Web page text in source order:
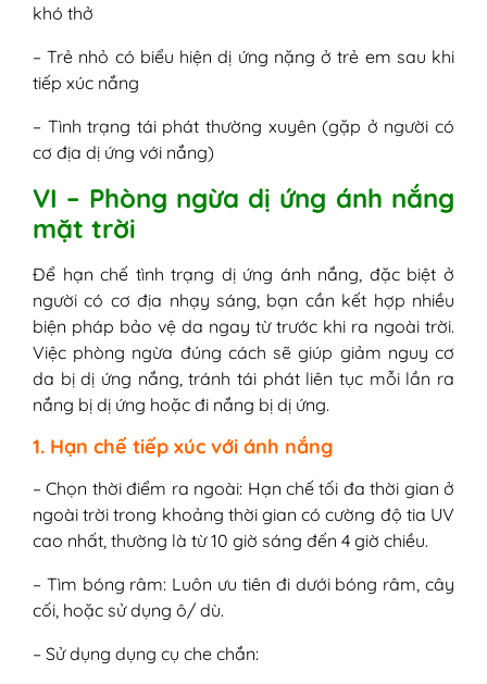
khó thở
– Trẻ nhỏ có biểu hiện dị ứng nặng ở trẻ em sau khi
tiếp xúc nắng
– Tình trạng tái phát thường xuyên (gặp ở người có
cơ địa dị ứng với nắng)
VI – Phòng ngừa dị ứng ánh nắng
mặt trời
Để hạn chế tình trạng dị ứng ánh nắng, đặc biệt ở
người có cơ địa nhạy sáng, bạn cần kết hợp nhiều
biện pháp bảo vệ da ngay từ trước khi ra ngoài trời.
Việc phòng ngừa đúng cách sẽ giúp giảm nguy cơ
da bị dị ứng nắng, tránh tái phát liên tục mỗi lần ra
nắng bị dị ứng hoặc đi nắng bị dị ứng.
1. Hạn chế tiếp xúc với ánh nắng
– Chọn thời điểm ra ngoài: Hạn chế tối đa thời gian ở
ngoài trời trong khoảng thời gian có cường độ tia UV
cao nhất, thường là từ 10 giờ sáng đến 4 giờ chiều.
– Tìm bóng râm: Luôn ưu tiên đi dưới bóng râm, cây
cối, hoặc sử dụng ô/ dù.
– Sử dụng dụng cụ che chắn: